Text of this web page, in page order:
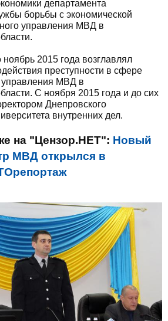
департамента
борьбы с экономической
управления МВД в
2015 года возглавлял
преступности в сфере
управления МВД в
С ноября 2015 года и до сих
Днепровского
внутренних дел.
на "Цензор.НЕТ": Новый
МВД открылся в